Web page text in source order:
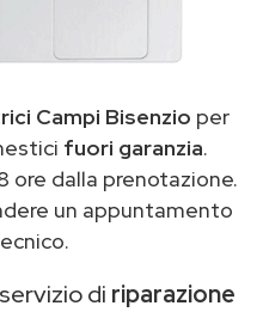
Campi Bisenzio per
fuori garanzia.
dalla prenotazione.
un appuntamento
di riparazione